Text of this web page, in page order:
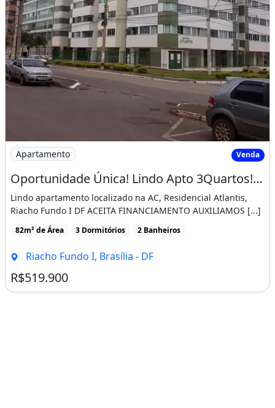
Imagem: Oportunidade Única! Lindo Apto 3Quartos!
Apartamento Venda
Oportunidade Única! Lindo Apto 3Quartos! Res. Atlantis! Suíte! Ac. Financiamento!
Lindo apartamento localizado na AC, Residencial Atlantis,
Riacho Fundo I DF ACEITA FINANCIAMENTO AUXILIAMOS [...]
82m² de Área 3 Dormitórios 2 Banheiros
Riacho Fundo I, Brasília - DF
R$519.900